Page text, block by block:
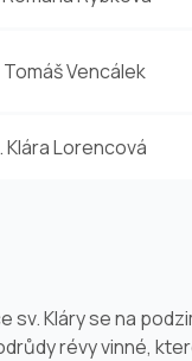
Tomáš Vencálek
Klára Lorencová
sv. Kláry se na
révy vinné,